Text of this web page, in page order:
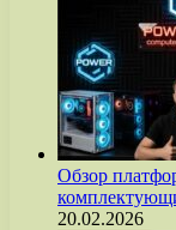
Обзор
20.02.2026